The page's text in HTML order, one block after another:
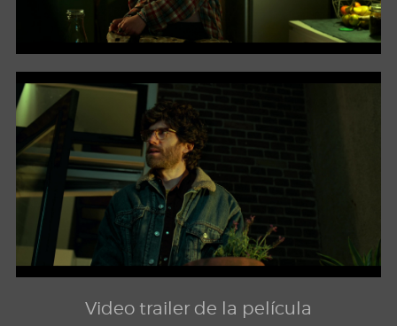
Video trailer de la película